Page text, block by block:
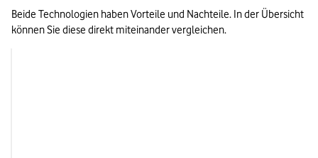
Beide Technologien haben Vorteile und Nachteile. In der Übersicht
können Sie diese direkt miteinander vergleichen.